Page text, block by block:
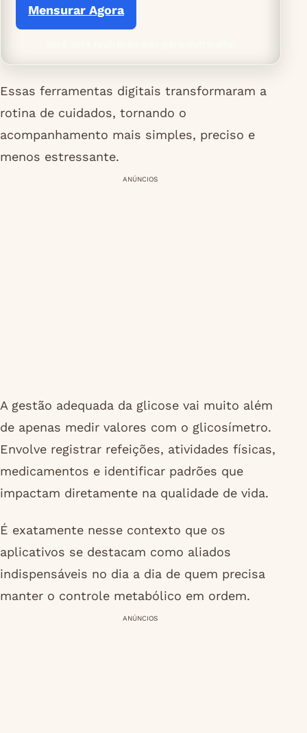
Mensurar Agora
Essas ferramentas digitais transformaram a
rotina de cuidados, tornando o
acompanhamento mais simples, preciso e
menos estressante.
ANÚNCIOS
A gestão adequada da glicose vai muito além
de apenas medir valores com o glicosímetro.
Envolve registrar refeições, atividades físicas,
medicamentos e identificar padrões que
impactam diretamente na qualidade de vida.
É exatamente nesse contexto que os
aplicativos se destacam como aliados
indispensáveis no dia a dia de quem precisa
manter o controle metabólico em ordem.
ANÚNCIOS